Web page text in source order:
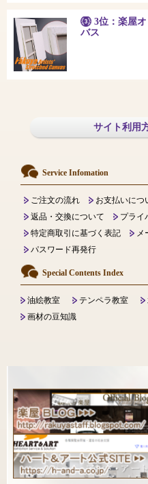
3位：楽屋
バス
サイト利用
Service Infomation
ご注文の流れ お支払いにつ
返品・交換について
プライ
特定商取引に基づく表記
メ
パスワード再発行
Special Contents Index
油絵教室 テンペラ教室
画材の豆知識